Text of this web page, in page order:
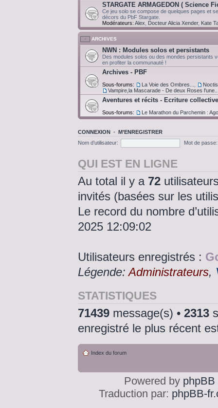
STARGATE ARMAGEDON ( Science
Ce jeu solo se compose de quelques pages et
décors du PbF Stargate.
Modérateurs: Alex Docteur Alicia Xender, Kate
ARCHIVES
NWN : Modules solos et persistants
Des modules solos ou des mondes persistants
en profiter la communauté !
Archives - PBF
Sous-forums: La Voie des Ombres...
Vampire,la Mascarade - De deux Roses
Aventures et récits - Ecriture collective
Sous-forums: Le Marathon du Parchemin :
CONNEXION • M’ENREGISTRER
Nom d’utilisateur:
Mot de passe:
QUI EST EN LIGNE
Au total il y a 72
invités (basées sur les
Le record du nombre
2025 12:09:02
Utilisateurs enregistrés :
Légende:Administrateurs,
STATISTIQUES
71439 message(s) • 2313
enregistré le plus récent
Index du forum
Powered by phpBB
Traduction par: phpBB-